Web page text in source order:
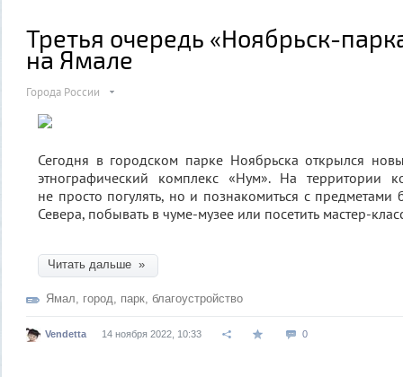
Третья очередь «Ноябрьск-
на Ямале
Города России
Сегодня в городском парке Ноябрьска открылся
этнографический комплекс «Нум». На территории
не просто погулять, но и познакомиться с
Севера, побывать в чуме-музее или посетить мастер-
Читать дальше »
Ямал город парк благоустройство
Vendetta 14 ноября 2022, 10:33 0